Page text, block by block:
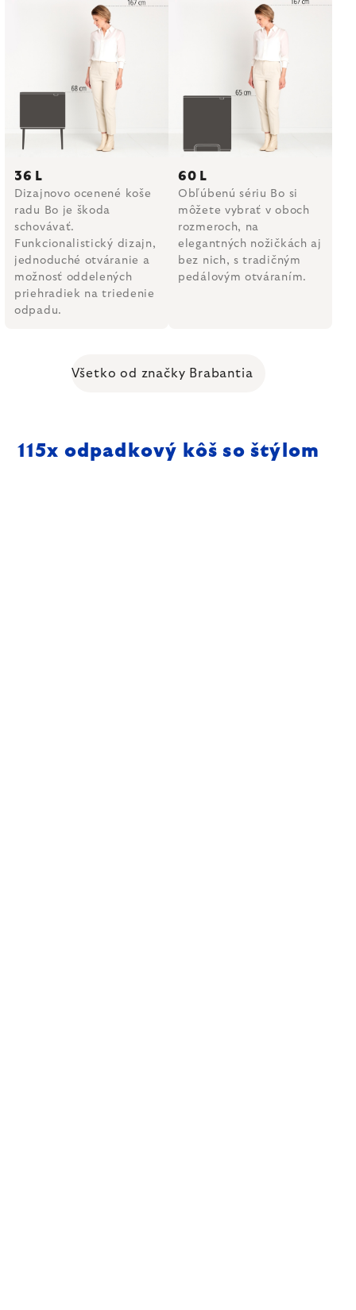
36 L
Dizajnovo ocenené koše
radu Bo je škoda
schovávať.
Funkcionalistický dizajn,
jednoduché otváranie a
možnosť oddelených
priehradiek na triedenie
odpadu.
60 L
Obľúbenú sériu Bo si
môžete vybrať v oboch
rozmeroch, na
elegantných nožičkách aj
bez nich, s tradičným
pedálovým otváraním.
Všetko od značky Brabantia
115x odpadkový kôš so štýlom